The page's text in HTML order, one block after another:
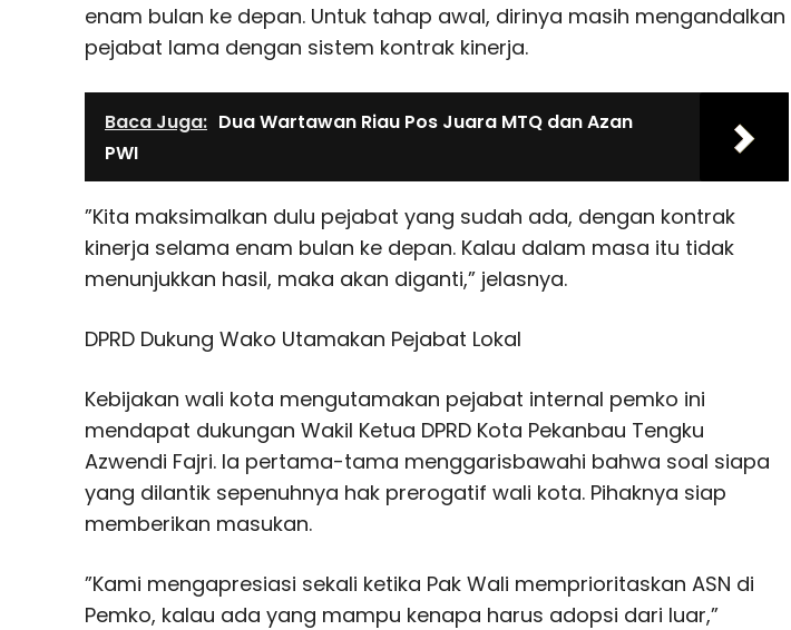
enam bulan ke depan. Untuk tahap awal, dirinya masih mengandalkan
pejabat lama dengan sistem kontrak kinerja.
Baca Juga: Dua Wartawan Riau Pos Juara MTQ dan Azan
PWI
”Kita maksimalkan dulu pejabat yang sudah ada, dengan kontrak
kinerja selama enam bulan ke depan. Kalau dalam masa itu tidak
menunjukkan hasil, maka akan diganti,” jelasnya.
DPRD Dukung Wako Utamakan Pejabat Lokal
Kebijakan wali kota mengutamakan pejabat internal pemko ini
mendapat dukungan Wakil Ketua DPRD Kota Pekanbau Tengku
Azwendi Fajri. Ia pertama-tama menggarisbawahi bahwa soal siapa
yang dilantik sepenuhnya hak prerogatif wali kota. Pihaknya siap
memberikan masukan.
”Kami mengapresiasi sekali ketika Pak Wali memprioritaskan ASN di
Pemko, kalau ada yang mampu kenapa harus adopsi dari luar,”